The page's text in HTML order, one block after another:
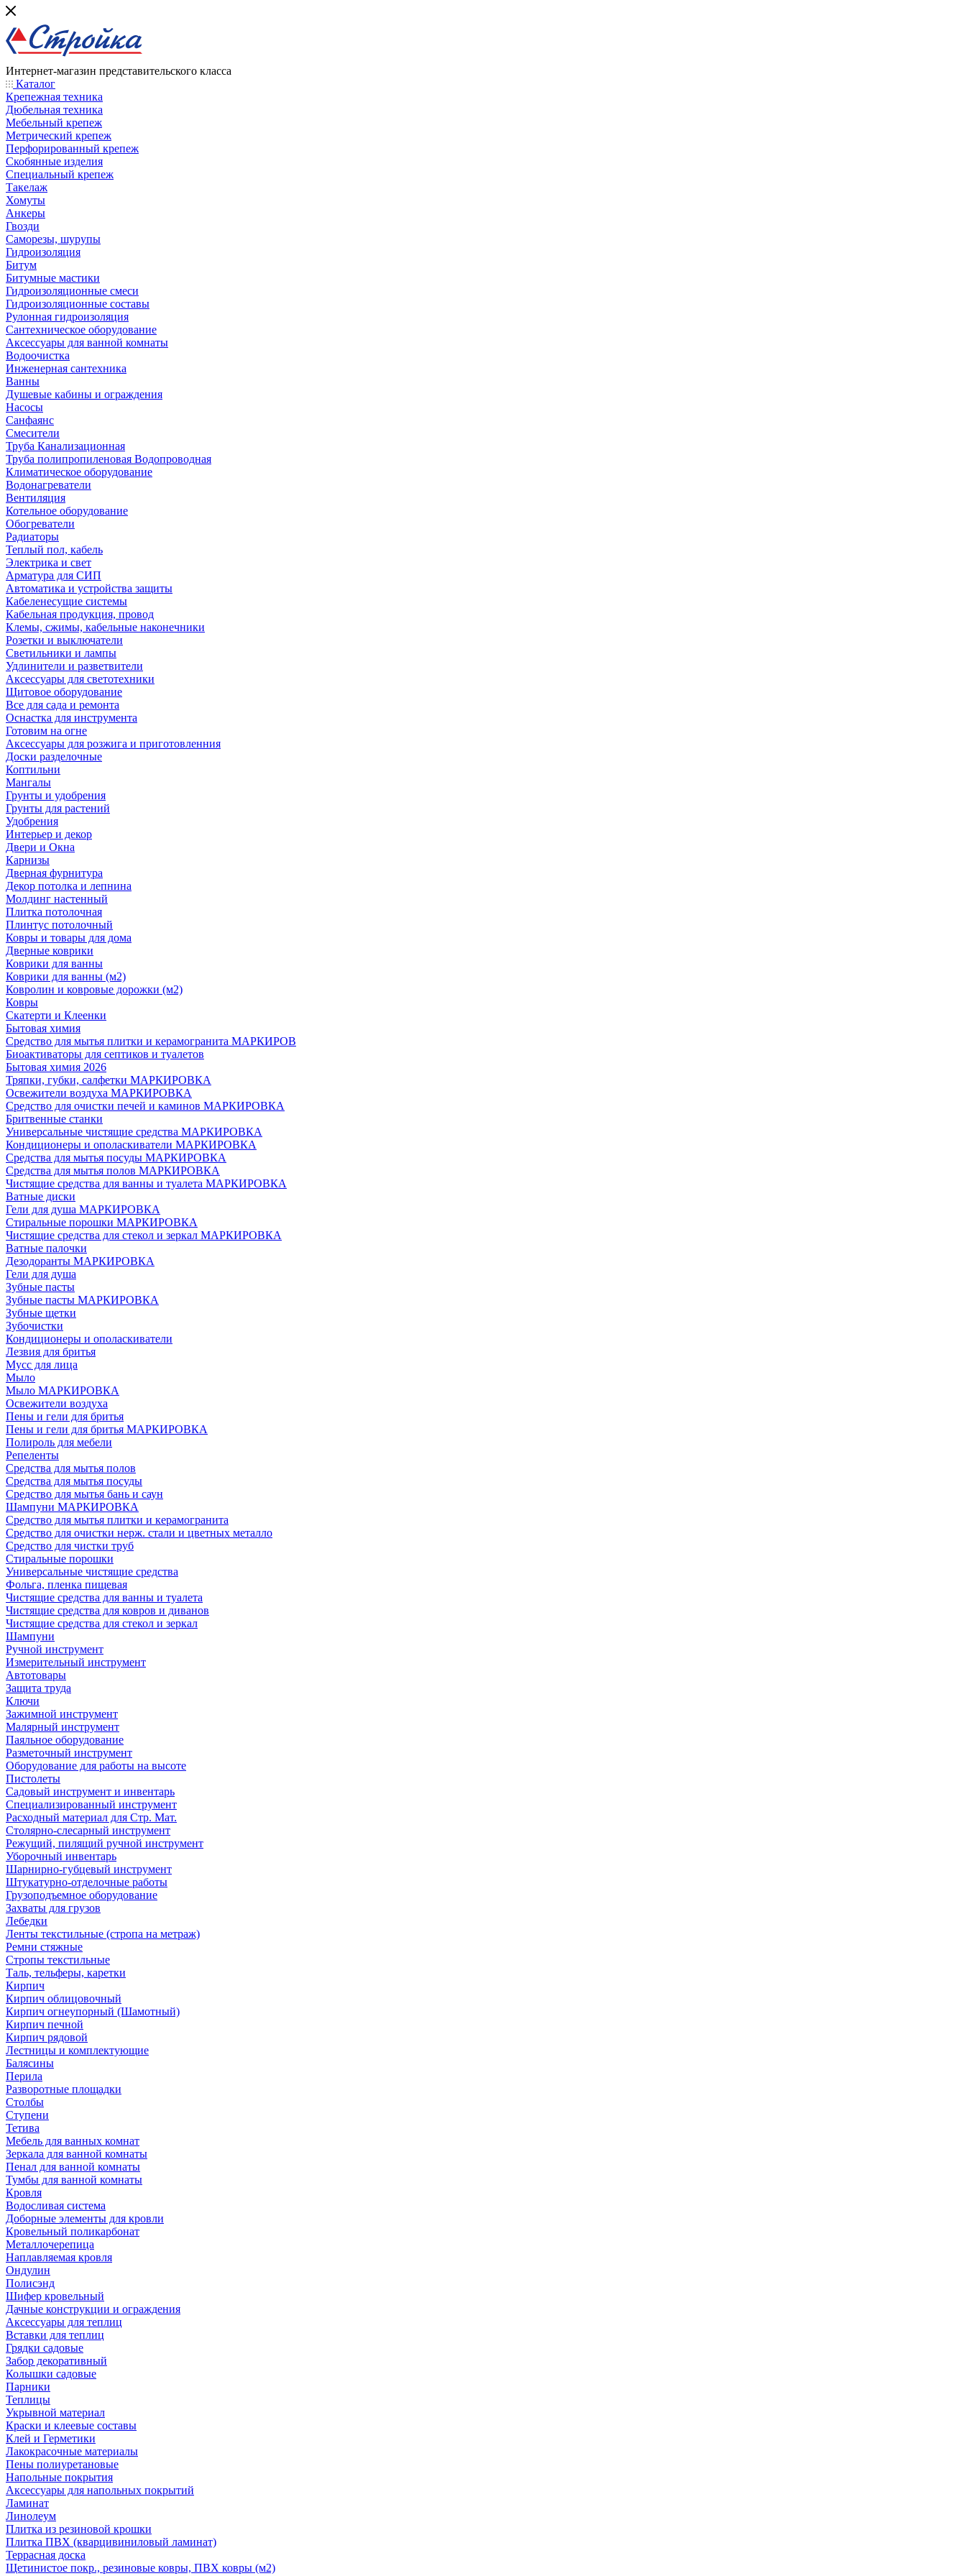
Интернет-магазин представительского класса
Каталог
Крепежная техника
Дюбельная техника
Мебельный крепеж
Метрический крепеж
Перфорированный крепеж
Скобянные изделия
Специальный крепеж
Такелаж
Хомуты
Анкеры
Гвозди
Саморезы, шурупы
Гидроизоляция
Битум
Битумные мастики
Гидроизоляционные смеси
Гидроизоляционные составы
Рулонная гидроизоляция
Сантехническое оборудование
Аксессуары для ванной комнаты
Водоочистка
Инженерная сантехника
Ванны
Душевые кабины и ограждения
Насосы
Санфаянс
Смесители
Труба Канализационная
Труба полипропиленовая Водопроводная
Климатическое оборудование
Водонагреватели
Вентиляция
Котельное оборудование
Обогреватели
Радиаторы
Теплый пол, кабель
Электрика и свет
Арматура для СИП
Автоматика и устройства защиты
Кабеленесущие системы
Кабельная продукция, провод
Клемы, сжимы, кабельные наконечники
Розетки и выключатели
Светильники и лампы
Удлинители и разветвители
Аксессуары для светотехники
Щитовое оборудование
Все для сада и ремонта
Оснастка для инструмента
Готовим на огне
Аксессуары для розжига и приготовленния
Доски разделочные
Коптильни
Мангалы
Грунты и удобрения
Грунты для растений
Удобрения
Интерьер и декор
Двери и Окна
Карнизы
Дверная фурнитура
Декор потолка и лепнина
Молдинг настенный
Плитка потолочная
Плинтус потолочный
Ковры и товары для дома
Дверные коврики
Коврики для ванны
Коврики для ванны (м2)
Ковролин и ковровые дорожки (м2)
Ковры
Скатерти и Клеенки
Бытовая химия
Средство для мытья плитки и керамогранита МАРКИРОВ
Биоактиваторы для септиков и туалетов
Бытовая химия 2026
Тряпки, губки, салфетки МАРКИРОВКА
Освежители воздуха МАРКИРОВКА
Средство для очистки печей и каминов МАРКИРОВКА
Бритвенные станки
Универсальные чистящие средства МАРКИРОВКА
Кондиционеры и ополаскиватели МАРКИРОВКА
Средства для мытья посуды МАРКИРОВКА
Средства для мытья полов МАРКИРОВКА
Чистящие средства для ванны и туалета МАРКИРОВКА
Ватные диски
Гели для душа МАРКИРОВКА
Стиральные порошки МАРКИРОВКА
Чистящие средства для стекол и зеркал МАРКИРОВКА
Ватные палочки
Дезодоранты МАРКИРОВКА
Гели для душа
Зубные пасты
Зубные пасты МАРКИРОВКА
Зубные щетки
Зубочистки
Кондиционеры и ополаскиватели
Лезвия для бритья
Мусс для лица
Мыло
Мыло МАРКИРОВКА
Освежители воздуха
Пены и гели для бритья
Пены и гели для бритья МАРКИРОВКА
Полироль для мебели
Репеленты
Средства для мытья полов
Средства для мытья посуды
Средство для мытья бань и саун
Шампуни МАРКИРОВКА
Средство для мытья плитки и керамогранита
Средство для очистки нерж. стали и цветных металло
Средство для чистки труб
Стиральные порошки
Универсальные чистящие средства
Фольга, пленка пищевая
Чистящие средства для ванны и туалета
Чистящие средства для ковров и диванов
Чистящие средства для стекол и зеркал
Шампуни
Ручной инструмент
Измерительный инструмент
Автотовары
Защита труда
Ключи
Зажимной инструмент
Малярный инструмент
Паяльное оборудование
Разметочный инструмент
Оборудование для работы на высоте
Пистолеты
Садовый инструмент и инвентарь
Специализированный инструмент
Расходный материал для Стр. Мат.
Столярно-слесарный инструмент
Режущий, пилящий ручной инструмент
Уборочный инвентарь
Шарнирно-губцевый инструмент
Штукатурно-отделочные работы
Грузоподъемное оборудование
Захваты для грузов
Лебедки
Ленты текстильные (стропа на метраж)
Ремни стяжные
Стропы текстильные
Таль, тельферы, каретки
Кирпич
Кирпич облицовочный
Кирпич огнеупорный (Шамотный)
Кирпич печной
Кирпич рядовой
Лестницы и комплектующие
Балясины
Перила
Разворотные площадки
Столбы
Ступени
Тетива
Мебель для ванных комнат
Зеркала для ванной комнаты
Пенал для ванной комнаты
Тумбы для ванной комнаты
Кровля
Водосливая система
Доборные элементы для кровли
Кровельный поликарбонат
Металлочерепица
Наплавляемая кровля
Ондулин
Полисэнд
Шифер кровельный
Дачные конструкции и ограждения
Аксессуары для теплиц
Вставки для теплиц
Грядки садовые
Забор декоративный
Колышки садовые
Парники
Теплицы
Укрывной материал
Краски и клеевые составы
Клей и Герметики
Лакокрасочные материалы
Пены полиуретановые
Напольные покрытия
Аксессуары для напольных покрытий
Ламинат
Линолеум
Плитка из резиновой крошки
Плитка ПВХ (кварцивиниловый ламинат)
Террасная доска
Щетинистое покр., резиновые ковры, ПВХ ковры (м2)